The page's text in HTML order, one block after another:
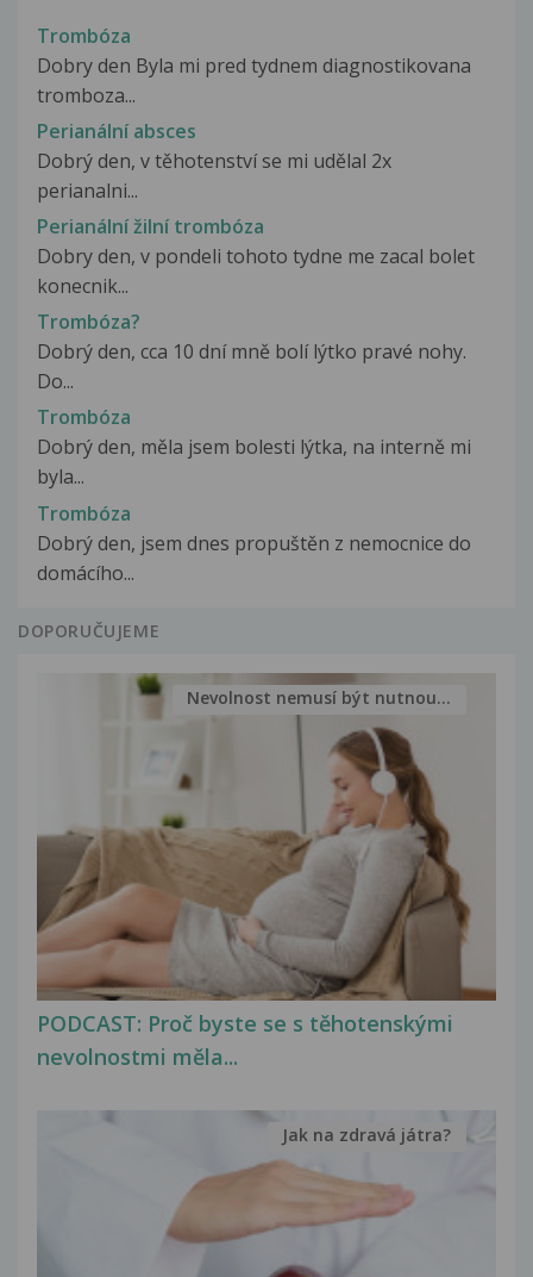
Trombóza
Dobry den Byla mi pred tydnem diagnostikovana
tromboza...
Perianální absces
Dobrý den, v těhotenství se mi udělal 2x
perianalni...
Perianální žilní trombóza
Dobry den, v pondeli tohoto tydne me zacal bolet
konecnik...
Trombóza?
Dobrý den, cca 10 dní mně bolí lýtko pravé nohy.
Do...
Trombóza
Dobrý den, měla jsem bolesti lýtka, na interně mi
byla...
Trombóza
Dobrý den, jsem dnes propuštěn z nemocnice do
domácího...
DOPORUČUJEME
PODCAST: Proč byste se s těhotenskými
nevolnostmi měla...
Nevolnost nemusí být nutnou...
Jak na zdravá játra?